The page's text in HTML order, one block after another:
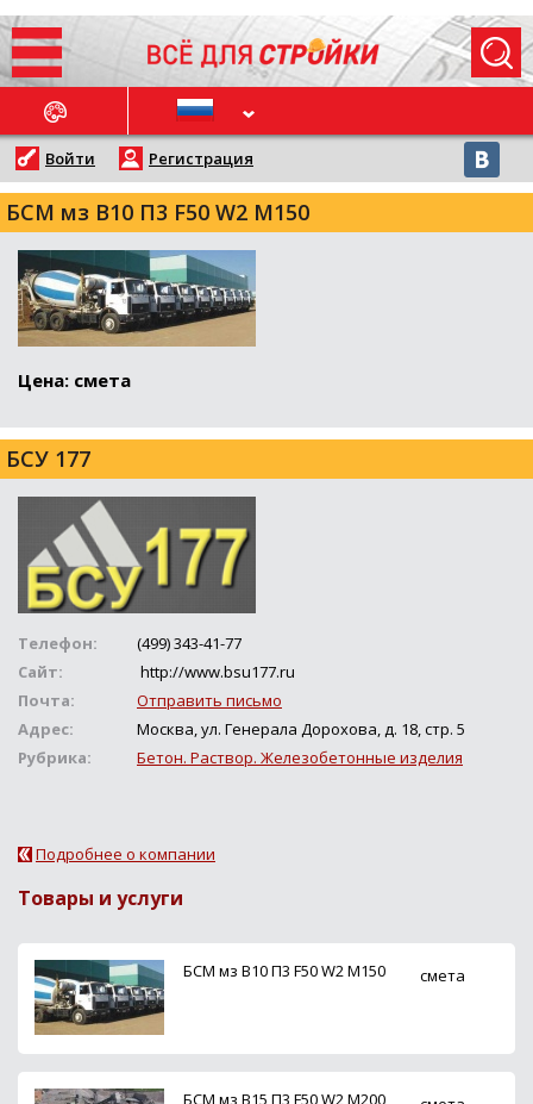
НОВОСТИ
Войти Регистрация
БСМ мз В10 П3 F50 W2 М150
Цена: смета
БСУ 177
Телефон:
(499) 343-41-77
Сайт:
http://www.bsu177.ru
Почта:
Отправить письмо
Адрес:
Москва, ул. Генерала Дорохова, д. 18, стр. 5
Рубрика:
Бетон. Раствор. Железобетонные изделия
Подробнее о компании
Товары и услуги
БСМ мз В10 П3 F50 W2 М150 смета
БСМ мз В15 П3 F50 W2 М200